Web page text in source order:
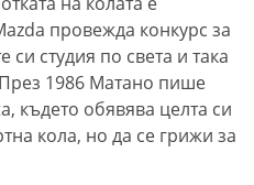
провежда конкурс за
студия по света и така
1986 Матано пише
където обявява целта си
кола, но да се грижи за